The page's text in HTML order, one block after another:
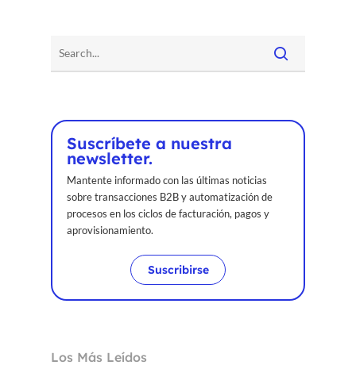
Suscríbete a nuestra
newsletter.
Mantente informado con las últimas noticias
sobre transacciones B2B y automatización de
procesos en los ciclos de facturación, pagos y
aprovisionamiento.
Suscribirse
Los Más Leídos